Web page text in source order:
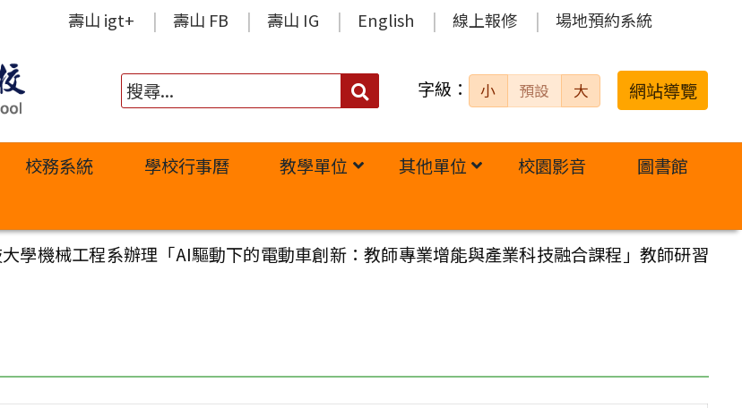
壽山 igt+ 壽山 FB 壽山 IG English 線上報修 場地預約系統
搜
字級： 小 預設 大 網站導覽
校務系統 學校行事曆 教學單位 其他單位 校園影音
圖書館
學機械工程系辦理「AI驅動下的電動車創新：教師專業增能與產業科技融合課程」教師研習